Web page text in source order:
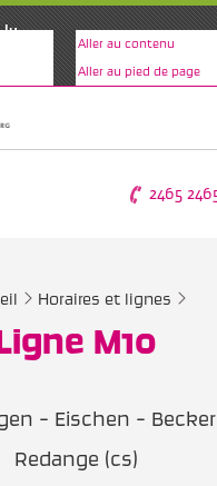
Aller au contenu
Aller au pied de page
2465
Horaires et lignes
M10
- Eischen -
Redange (cs)